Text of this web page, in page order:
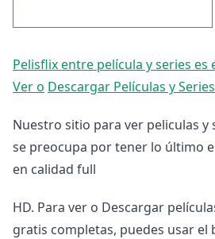
Pelisflix entre película y series
Ver o Descargar Películas y
Nuestro sitio para ver peliculas y
se preocupa por tener lo último
en calidad full
HD. Para ver o Descargar
gratis completas, puedes usar el